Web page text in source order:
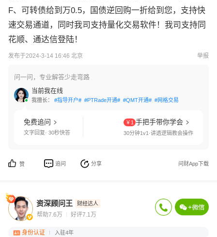
F、可转债给到万0.5，国债逆回购一折给到您，支持快
速交易通道，同时我司支持量化交易软件！我司支持同
花顺、通达信登陆！
发布于2024-3-14 16:46 北京 举报
问一问，专业解答少走弯路
当前我在线
我擅长： #指导开户# #PTRade开通# #QMT开通# #网格交易#
免费追问
文字回复· 30秒快答
￥1 手把手带你学会
30分钟1v1·讲透逻辑教会操作
赞 追问 分享 问财App下载
资深顾问王 财经达人
帮助7.6万 好评7.1万
身份认证 入驻4年